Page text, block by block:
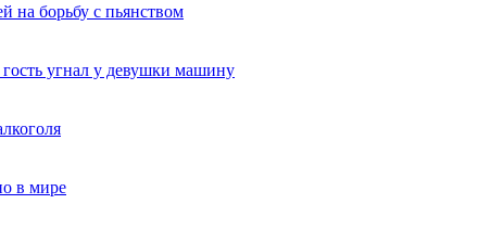
на борьбу с пьянством
угнал у девушки машину
в мире